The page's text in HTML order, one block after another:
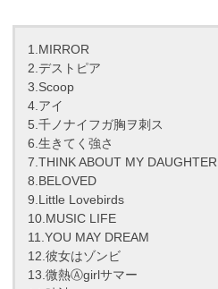
1.MIRROR
2.デストピア
3.Scoop
4.アイ
5.千ノナイフガ胸ヲ刺ス
6.生きてく強さ
7.THINK ABOUT MY DAUGHTER
8.BELOVED
9.Little Lovebirds
10.MUSIC LIFE
11.YOU MAY DREAM
12.彼女はゾンビ
13.微熱Ⓐgirlサマー